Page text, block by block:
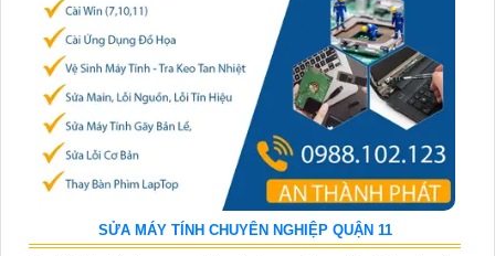
SỬA MÁY TÍNH CHUYÊN NGHIỆP QUẬN 11